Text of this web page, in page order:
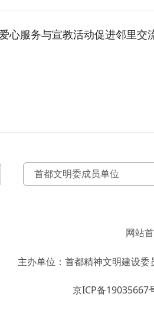
心服务与宣教活动促进邻里交
网站
主办单位：首都精神文明建设委
京ICP备19035667